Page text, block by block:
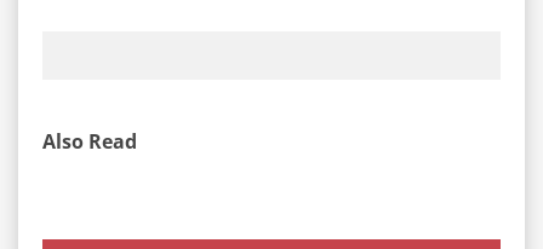
Also Read